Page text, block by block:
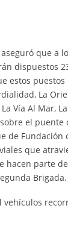
que a
dispuestos
estos puestos
La
Vía Al Mar,
el puente
de Fundación
que
hacen parte
Brigada.
vehículos